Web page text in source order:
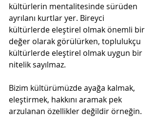
kültürlerin mentalitesinde sürüden
ayrılanı kurtlar yer. Bireyci
kültürlerde eleştirel olmak önemli bir
değer olarak görülürken, toplulukçu
kültürlerde eleştirel olmak uygun bir
nitelik sayılmaz.
Bizim kültürümüzde ayağa kalmak,
eleştirmek, hakkını aramak pek
arzulanan özellikler değildir örneğin.